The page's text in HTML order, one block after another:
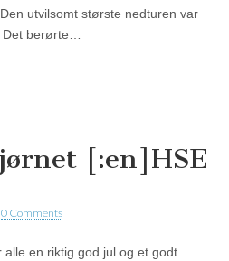
utvilsomt største nedturen var
Det berørte…
[:en]HSE
0 Comments
en riktig god jul og et godt